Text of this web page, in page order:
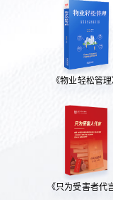
《物业轻松管理
《只为受害者代